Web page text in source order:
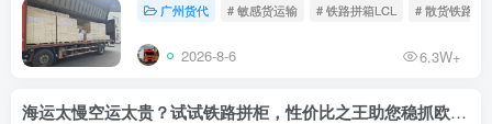
广州货代 # 敏感货运输 # 铁路拼箱LCL # 散货铁路
2026-8-6 6.3W+
海运太慢空运太贵？试试铁路拼柜，性价比之王助您稳抓欧洲市场